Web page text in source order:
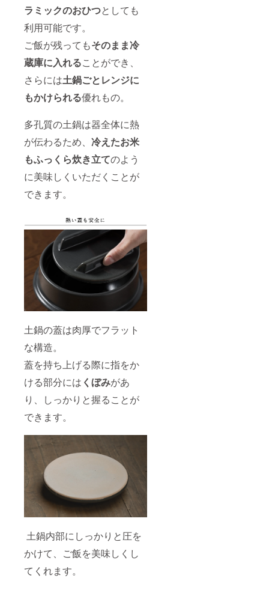
ラミックのおひつとしても
利用可能です。
ご飯が残ってもそのまま冷
蔵庫に入れることができ、
さらには土鍋ごとレンジに
もかけられる優れもの。
多孔質の土鍋は器全体に熱
が伝わるため、 冷えたお米
もふっくら炊き立てのよう
に美味しくいただくことが
できます。
土鍋の蓋は肉厚でフラット
な構造。
蓋を持ち上げる際に指をか
ける部分には くぼみがあ
り、しっかりと握ることが
できます。
土鍋内部にしっかりと圧を
かけて、ご飯を美味しくし
てくれます。